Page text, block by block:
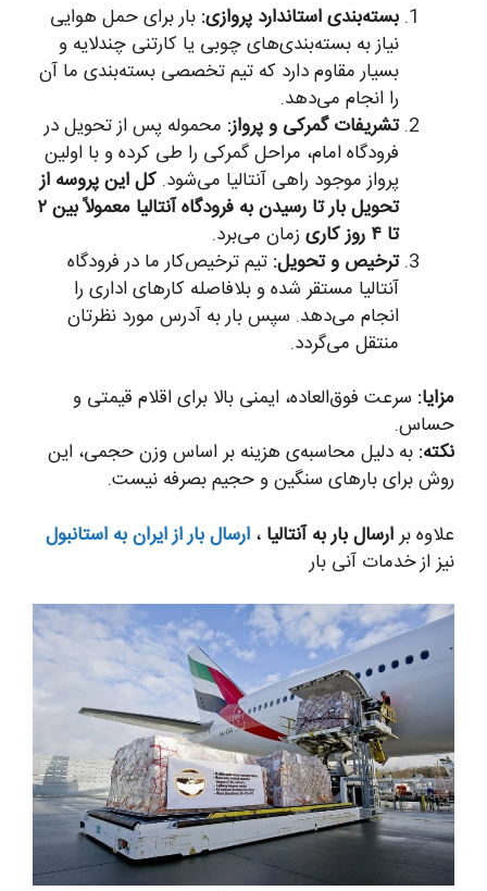
بسته‌بندی استاندارد پروازی: بار برای حمل هوایی
نیاز به بسته‌بندی‌های چوبی یا کارتنی چندلایه و
بسیار مقاوم دارد که تیم تخصصی بسته‌بندی ما آن
را انجام می‌دهد.
تشریفات گمرکی و پرواز: محموله پس از تحویل در
فرودگاه امام، مراحل گمرکی را طی کرده و با اولین
پرواز موجود راهی آنتالیا می‌شود. کل این پروسه از
تحویل بار تا رسیدن به فرودگاه آنتالیا معمولاً بین ۲
تا ۴ روز کاری
زمان می‌برد.
ترخیص و تحویل: تیم ترخیص‌کار ما در فرودگاه
آنتالیا مستقر شده و بلافاصله کارهای اداری را
انجام می‌دهد. سپس بار به آدرس مورد نظرتان
منتقل می‌گردد.
مزایا: سرعت فوق‌العاده، ایمنی بالا برای اقلام قیمتی و
حساس.
نکته: به دلیل محاسبه‌ی هزینه بر اساس وزن حجمی، این
روش برای بارهای سنگین و حجیم بصرفه نیست.
علاوه بر ارسال بار به آنتالیا ، ارسال بار از ایران به استانبول
نیز از خدمات آنی بار